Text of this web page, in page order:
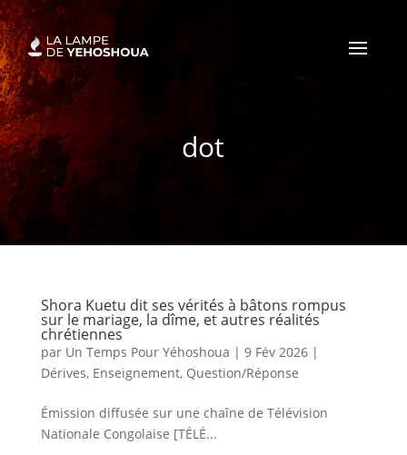
dot
Shora Kuetu dit ses vérités à bâtons rompus
sur le mariage, la dîme, et autres réalités
chrétiennes
par Un Temps Pour Yéhoshoua | 9 Fév 2026|
Dérives, Enseignement, Question/Réponse
Émission diffusée sur une chaîne de Télévision
Nationale Congolaise [TÉLÉ...